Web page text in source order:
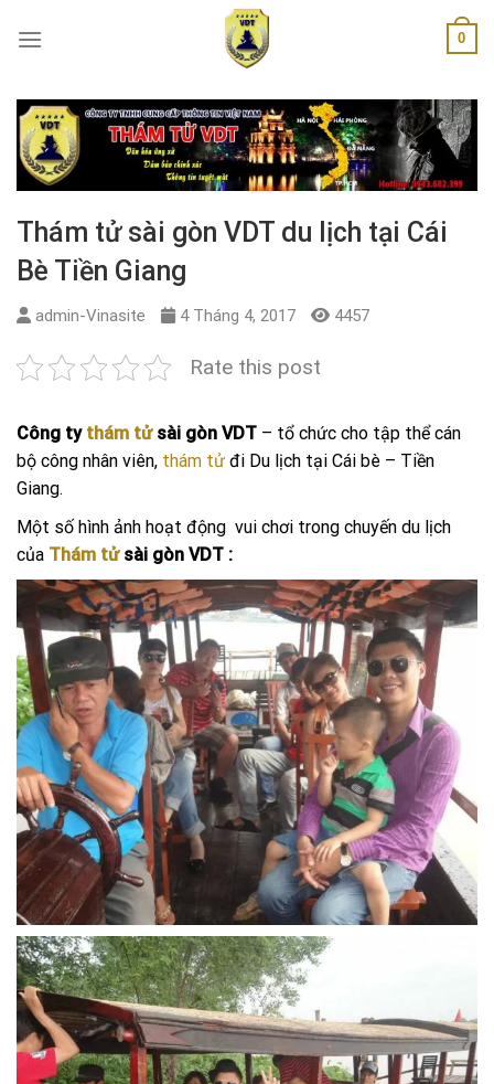
0
Thám tử sài gòn VDT du lịch tại Cái
Bè Tiền Giang
admin-Vinasite 4 Tháng 4, 2017 4457
Rate this post
Công ty thám tửsài gòn VDT – tổ chức cho tập thể cán
bộ công nhân viên, thám tử đi Du lịch tại Cái bè – Tiền
Giang.
Một số hình ảnh hoạt động vui chơi trong chuyến du lịch
của Thám tửsài gòn VDT :